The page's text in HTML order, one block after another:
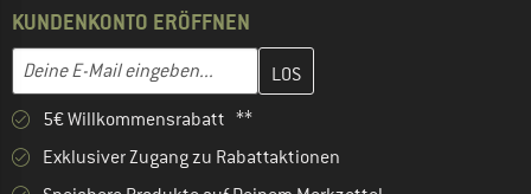
KUNDENKONTO ERÖFFNEN
E-Mail-Adresse
Gib hier deine E-Mail-Adresse ein und erstelle im nächsten
5€ Willkommensrabatt **
Exklusiver Zugang zu Rabattaktionen